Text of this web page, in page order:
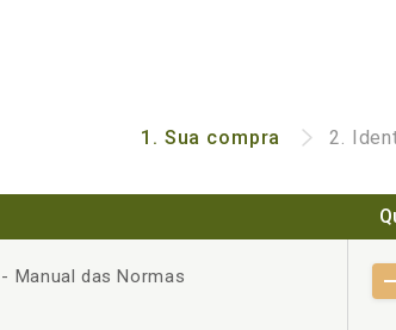
1. Sua compra 2.
Manual das Normas